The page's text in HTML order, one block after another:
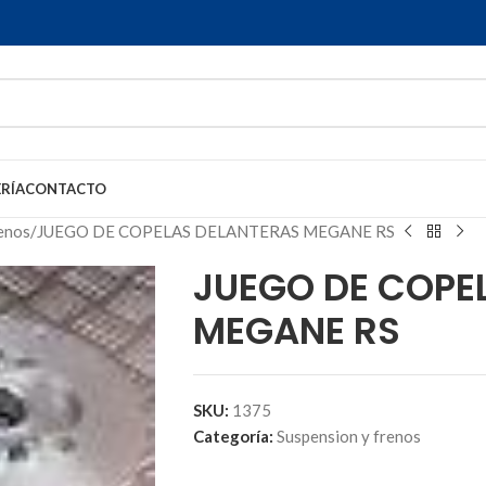
CONTACTO
JUEGO DE COPELAS DELANTERAS MEGANE RS
JUEGO DE
MEGANE RS
SKU: 1375
Categoría: Suspension y frenos